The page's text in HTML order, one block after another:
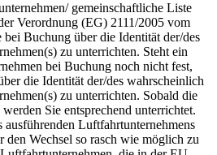
gemeinschaftliche Liste
Verordnung (EG) 2111/2005 vom
Buchung über die Identität der/des
zu unterrichten. Steht ein
bei Buchung noch nicht fest,
die Identität der/des wahrscheinlich
zu unterrichten. Sobald die
Sie entsprechend unterrichtet.
ausführenden Luftfahrtunternehmens
den Wechsel so rasch wie möglich zu